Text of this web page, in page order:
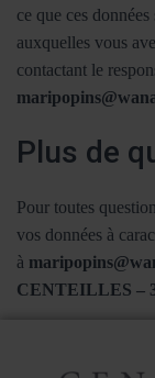
ce que ces
auxquelles vous
contactant le
Plus de
Pour toutes
vos données à
à
CENTEILLES –